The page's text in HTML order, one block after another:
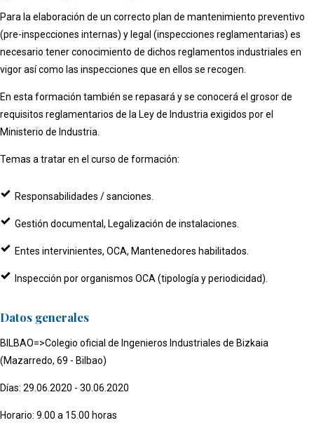
Para la elaboración de un correcto plan de mantenimiento preventivo
(pre-inspecciones internas) y legal (inspecciones reglamentarias) es
necesario tener conocimiento de dichos reglamentos industriales en
vigor así como las inspecciones que en ellos se recogen.
En esta formación también se repasará y se conocerá el grosor de
requisitos reglamentarios de la Ley de Industria exigidos por el
Ministerio de Industria.
Temas a tratar en el curso de formación:
Responsabilidades / sanciones.
Gestión documental, Legalización de instalaciones.
Entes intervinientes, OCA, Mantenedores habilitados.
Inspección por organismos OCA (tipología y periodicidad).
Datos generales
BILBAO=>Colegio oficial de Ingenieros Industriales de Bizkaia
(Mazarredo, 69 - Bilbao)
Días: 29.06.2020 - 30.06.2020
Horario: 9.00 a 15.00 horas